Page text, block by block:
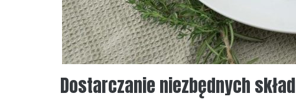
Dostarczanie niezbędnych